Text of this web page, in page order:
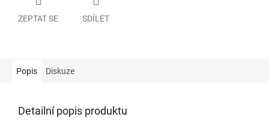
ZEPTAT SE SDÍLET
Popis Diskuze
Detailní popis produktu